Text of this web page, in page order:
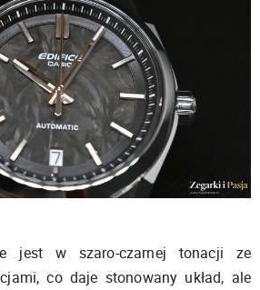
jest w szaro-czarnej tonacji ze
co daje stonowany układ, ale